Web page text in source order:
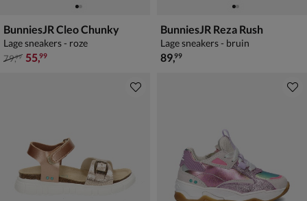
BunniesJR Cleo Chunky
Lage sneakers - roze
van € 79,99 voor € 55,99
79,99 55,99
BunniesJR Reza Rush
Lage sneakers - bruin
€ 89,99
89,99